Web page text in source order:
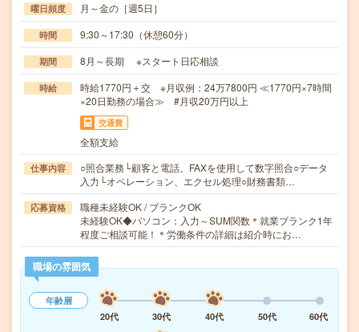
曜日頻度 月～金の［週5日］
時間 9:30～17:30（休憩60分）
期間 8月～長期 ※スタート日応相談
時給
時給1770円＋交 ※月収例：24万7800円 ≪1770円×7時間
×20日勤務の場合≫ #月収20万円以上
交通費
全額支給
仕事内容
○照合業務└顧客と電話、FAXを使用して数字照合○データ
入力└オペレーション、エクセル処理○財務書類…
応募資格
職種未経験OK / ブランクOK
未経験OK◆パソコン：入力～SUM関数＊就業ブランク1年
程度ご相談可能！＊労働条件の詳細は紹介時にお…
職場の雰囲気
年齢層
20代
30代 40代 50代
60代